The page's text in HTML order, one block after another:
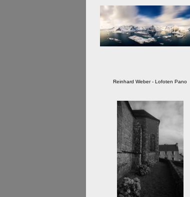
Reinhard Weber - Lofoten Pano